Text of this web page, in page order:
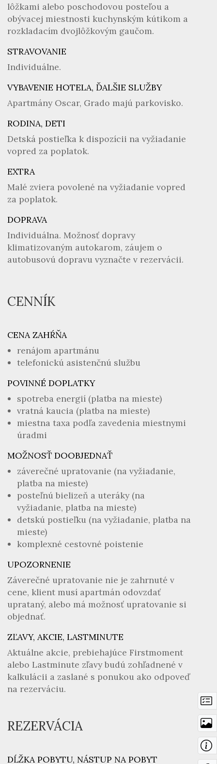
lôžkami alebo poschodovou posteľou a
obývacej miestnosti kuchynským kútikom a
rozkladacím dvojlôžkovým gaučom.
STRAVOVANIE
Individuálne.
VYBAVENIE HOTELA, ĎALŠIE SLUŽBY
Apartmány Oscar, Grado majú parkovisko.
RODINA, DETI
Detská postieľka k dispozícii na vyžiadanie
vopred za poplatok.
EXTRA
Malé zviera povolené na vyžiadanie vopred
za poplatok.
DOPRAVA
Individuálna. Možnosť dopravy
klimatizovaným autokarom, záujem o
autobusovú dopravu vyznačte v rezervácii.
CENNÍK
CENA ZAHŔŇA
renájom apartmánu
telefonickú asistenčnú službu
POVINNÉ DOPLATKY
spotreba energií (platba na mieste)
vratná kaucia (platba na mieste)
miestna taxa podľa zavedenia miestnymi
úradmi
MOŽNOSŤ DOOBJEDNAŤ
záverečné upratovanie (na vyžiadanie,
platba na mieste)
posteľnú bielizeň a uteráky (na
vyžiadanie, platba na mieste)
detskú postieľku (na vyžiadanie, platba na
mieste)
komplexné cestovné poistenie
UPOZORNENIE
Záverečné upratovanie nie je zahrnuté v
cene, klient musí apartmán odovzdať
uprataný, alebo má možnosť upratovanie si
objednať.
ZĽAVY, AKCIE, LASTMINUTE
Aktuálne akcie, prebiehajúce Firstmoment
alebo Lastminute zľavy budú zohľadnené v
kalkulácii a zaslané s ponukou ako odpoveď
na rezerváciu.
REZERVÁCIA
DĹŽKA POBYTU, NÁSTUP NA POBYT